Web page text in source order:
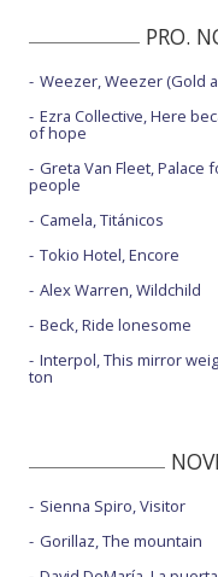
PRO.
Weezer, Weezer (Gold
Ezra Collective, Here
of hope
Greta Van Fleet, Palace
people
Camela, Titánicos
Tokio Hotel, Encore
Alex Warren, Wildchild
Beck, Ride lonesome
Interpol, This mirror
ton
Sienna Spiro, Visitor
Gorillaz, The mountain